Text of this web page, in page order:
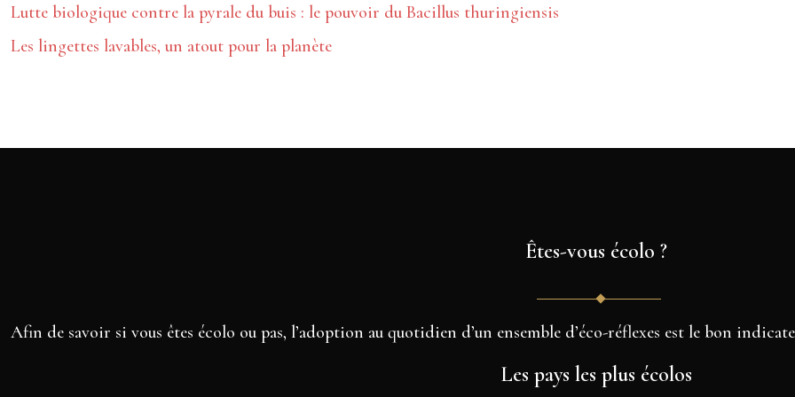
Lutte biologique contre la pyrale du buis : le pouvoir du Bacillus thuringiensis
Les lingettes lavables, un atout pour la planète
Êtes-vous écolo ?
Afin de savoir si vous êtes écolo ou pas, l’adoption au quotidien d’un ensemble d’éco-réflexes est le bon
Les pays les plus écolos